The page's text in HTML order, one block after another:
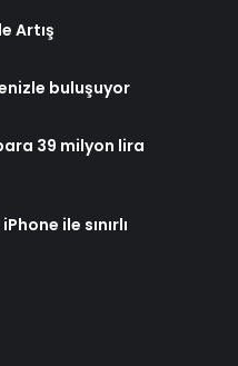
Artış
buluşuyor
39 milyon lira
ile sınırlı